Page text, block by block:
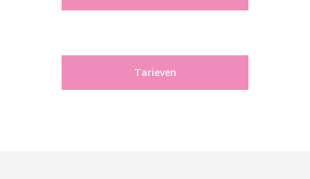
Tarieven